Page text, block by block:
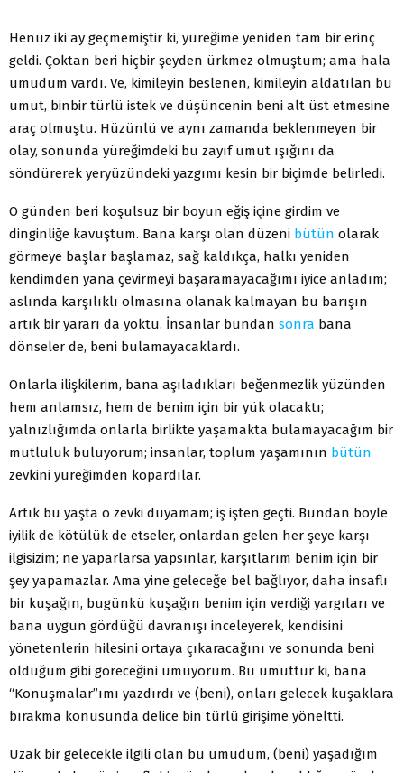
Henüz iki ay geçmemiştir ki, yüreğime yeniden tam bir erinç
geldi. Çoktan beri hiçbir şeyden ürkmez olmuştum; ama hala
umudum vardı. Ve, kimileyin beslenen, kimileyin aldatılan bu
umut, binbir türlü istek ve düşüncenin beni alt üst etmesine
araç olmuştu. Hüzünlü ve aynı zamanda beklenmeyen bir
olay, sonunda yüreğimdeki bu zayıf umut ışığını da
söndürerek yeryüzündeki yazgımı kesin bir biçimde belirledi.
O günden beri koşulsuz bir boyun eğiş içine girdim ve
dinginliğe kavuştum. Bana karşı olan düzeni bütün olarak
görmeye başlar başlamaz, sağ kaldıkça, halkı yeniden
kendimden yana çevirmeyi başaramayacağımı iyice anladım;
aslında karşılıklı olmasına olanak kalmayan bu barışın
artık bir yararı da yoktu. İnsanlar bundan sonra bana
dönseler de, beni bulamayacaklardı.
Onlarla ilişkilerim, bana aşıladıkları beğenmezlik yüzünden
hem anlamsız, hem de benim için bir yük olacaktı;
yalnızlığımda onlarla birlikte yaşamakta bulamayacağım bir
mutluluk buluyorum; insanlar, toplum yaşamının bütün
zevkini yüreğimden kopardılar.
Artık bu yaşta o zevki duyamam; iş işten geçti. Bundan böyle
iyilik de kötülük de etseler, onlardan gelen her şeye karşı
ilgisizim; ne yaparlarsa yapsınlar, karşıtlarım benim için bir
şey yapamazlar. Ama yine geleceğe bel bağlıyor, daha insaflı
bir kuşağın, bugünkü kuşağın benim için verdiği yargıları ve
bana uygun gördüğü davranışı inceleyerek, kendisini
yönetenlerin hilesini ortaya çıkaracağını ve sonunda beni
olduğum gibi göreceğini umuyorum. Bu umuttur ki, bana
“Konuşmalar”ımı yazdırdı ve (beni), onları gelecek kuşaklara
bırakma konusunda delice bin türlü girişime yöneltti.
Uzak bir gelecekle ilgili olan bu umudum, (beni) yaşadığım